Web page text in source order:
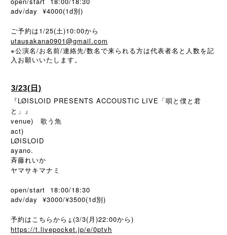
adv/day ¥4000(1d別)
ご予約は1/25(土)10:00から
utausakana0901@gmail.com
※公演名 /お名前/連絡先/数名で来られる方は代表者名と人数を記
入お願いいたします。
3/23(日)
『LØISLOID PRESENTS ACCOUSTIC LIVE「唄と僕と君
と」』
venue) 歌う魚
act)
LØISLOID
ayano.
斉藤れいか
ヤマサキマナミ
open/start 18:00/18:30
adv/day ¥3000/¥3500(1d別)
予約はこちらから↓(3/3(月)22:00から)
https://t.livepocket.jp/e/0ptvh